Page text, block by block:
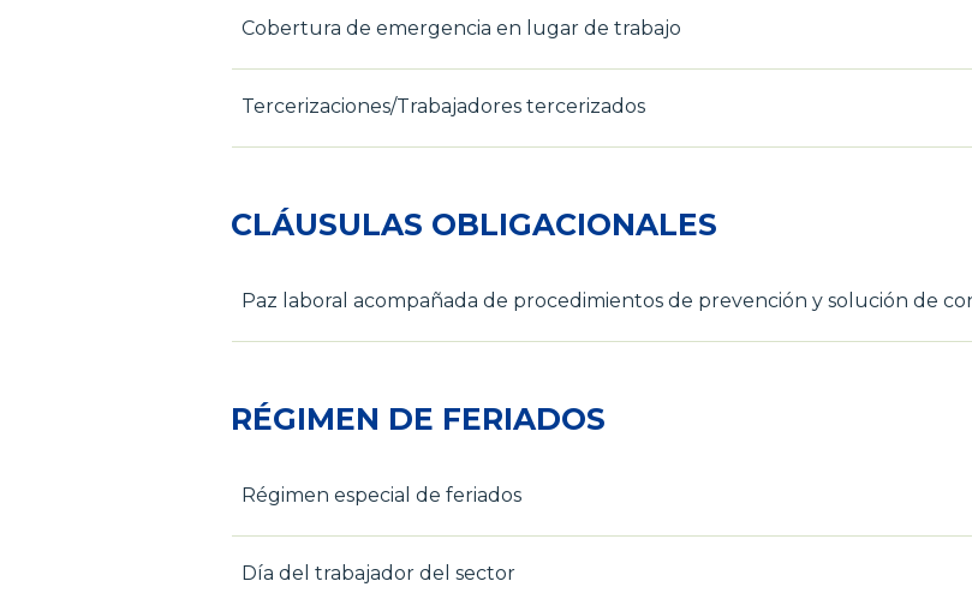
Cobertura de emergencia en lugar de trabajo
Tercerizaciones/Trabajadores tercerizados
CLÁUSULAS OBLIGACIONALES
Paz laboral acompañada de procedimientos de prevención y solución de
RÉGIMEN DE FERIADOS
Régimen especial de feriados
Día del trabajador del sector